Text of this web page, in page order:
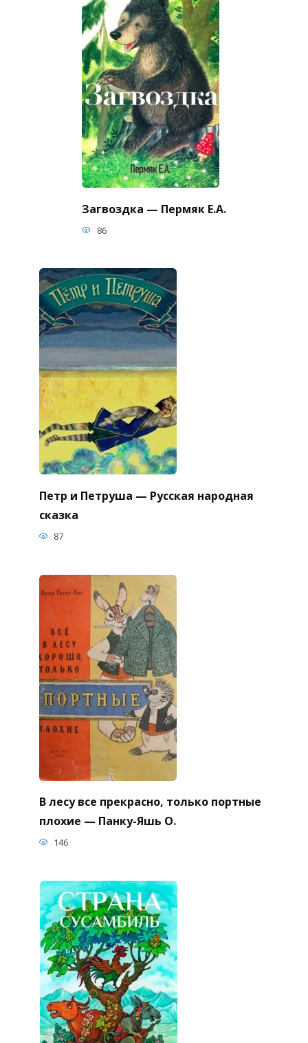
Загвоздка — Пермяк Е.А.
86
Петр и Петруша — Русская народная
сказка
87
В лесу все прекрасно, только портные
плохие — Панку-Яшь О.
146